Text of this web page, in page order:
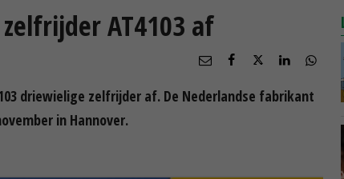
AT4103 af
driewielige zelfrijder af. De Nederlandse fabrikant
in Hannover.